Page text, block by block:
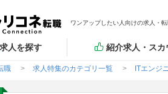
ワンアップしたい人向けの求人・
求人を探す 紹介求人・スカ
職 求人特集のカテゴリ一覧 ITエンジ